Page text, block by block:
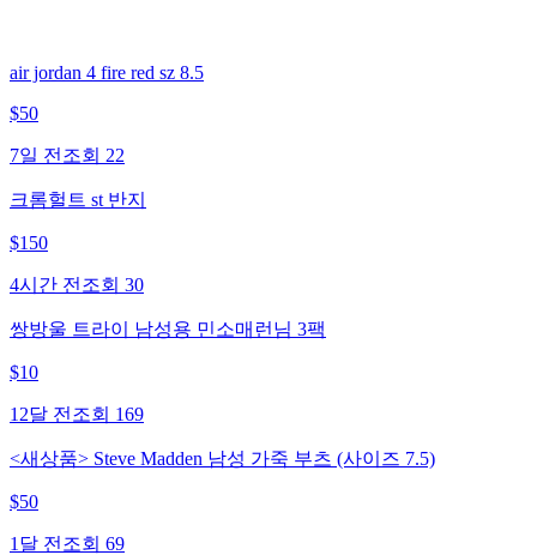
air jordan 4 fire red sz 8.5
$50
7일 전 조회 22
크롬헐트 st 반지
$150
4시간 전 조회 30
쌍방울 트라이 남성용 민소매런님 3팩
$10
12달 전 조회 169
<새상품> Steve Madden 남성 가죽 부츠 (사이즈 7.5)
$50
1달 전 조회 69